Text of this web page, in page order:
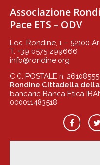
Associazione
Pace ETS – ODV
Loc. Rondine, 1 – 52100
T. +39 0575 299666
info@rondine.org
C.C. POSTALE n.
Rondine Cittadella della
bancario Banca Etica
000011483518